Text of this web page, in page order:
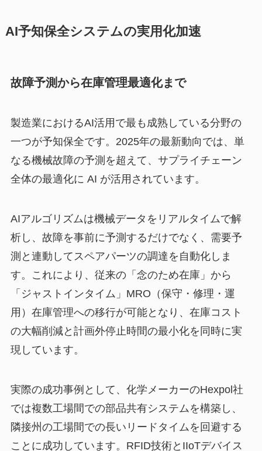
AI予知保全システムの実用化加速
故障予測から在庫管理最適化まで
製造業におけるAI活用で最も成熟している分野の
一つが予知保全です。2025年の最新動向では、単
なる機械故障の予測を超えて、サプライチェーン
全体の最適化に AI が活用されています。
AIアルゴリズムは機械データをリアルタイムで解
析し、故障を事前に予測するだけでなく、需要予
測と連動してスペアパーツの調達を自動化しま
す。これにより、従来の「念のため在庫」から
「ジャストインタイム」MRO（保守・修理・運
用）在庫管理への移行が可能となり、在庫コスト
の大幅削減と計画外停止時間の最小化を同時に実
現しています。
実際の成功事例として、化学メーカーのHexpol社
では複数工場間での部品共有システムを構築し、
隣接州の工場間での長いリードタイムを回避する
ことに成功しています。RFID技術とIIoTデバイス